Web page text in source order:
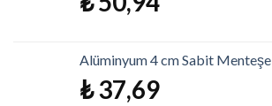
5.00oy aldı
Alüminyum 4 cm Sabit Menteşe
₺37,69